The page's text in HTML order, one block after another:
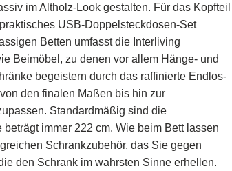
im Altholz-Look gestalten. Für das Kopfteil
USB-Doppelsteckdosen-Set
Betten umfasst die Interliving
Beimöbel, zu denen vor allem Hänge- und
begeistern durch das raffinierte Endlos-
den finalen Maßen bis hin zur
Standardmäßig sind die
immer 222 cm. Wie beim Bett lassen
Schrankzubehör, das Sie gegen
den Schrank im wahrsten Sinne erhellen.